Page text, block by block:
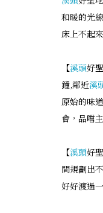
和暖的光
床上不起
【溪頭好
鐘,鄰近溪
原始的味
會，品嚐
【溪頭好
間規劃出
好好渡過